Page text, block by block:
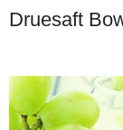
Druesaft